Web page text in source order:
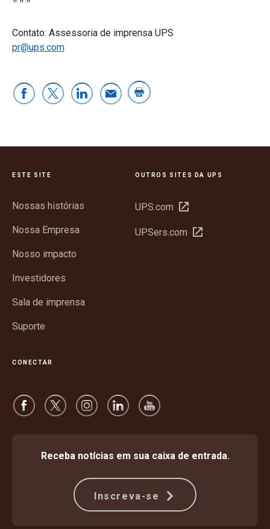
Contato: Assessoria de imprensa UPS
pr@ups.com
ESTE SITE
Nossas histórias
Nossa Empresa
Nosso impacto
Investidores
Sala de imprensa
Suporte
OUTROS SITES DA UPS
UPS.com Abrir
nova
UPSers.com Abrir
CONECTAR
Receba notícias em sua caixa de entrada.
Inscreva-se